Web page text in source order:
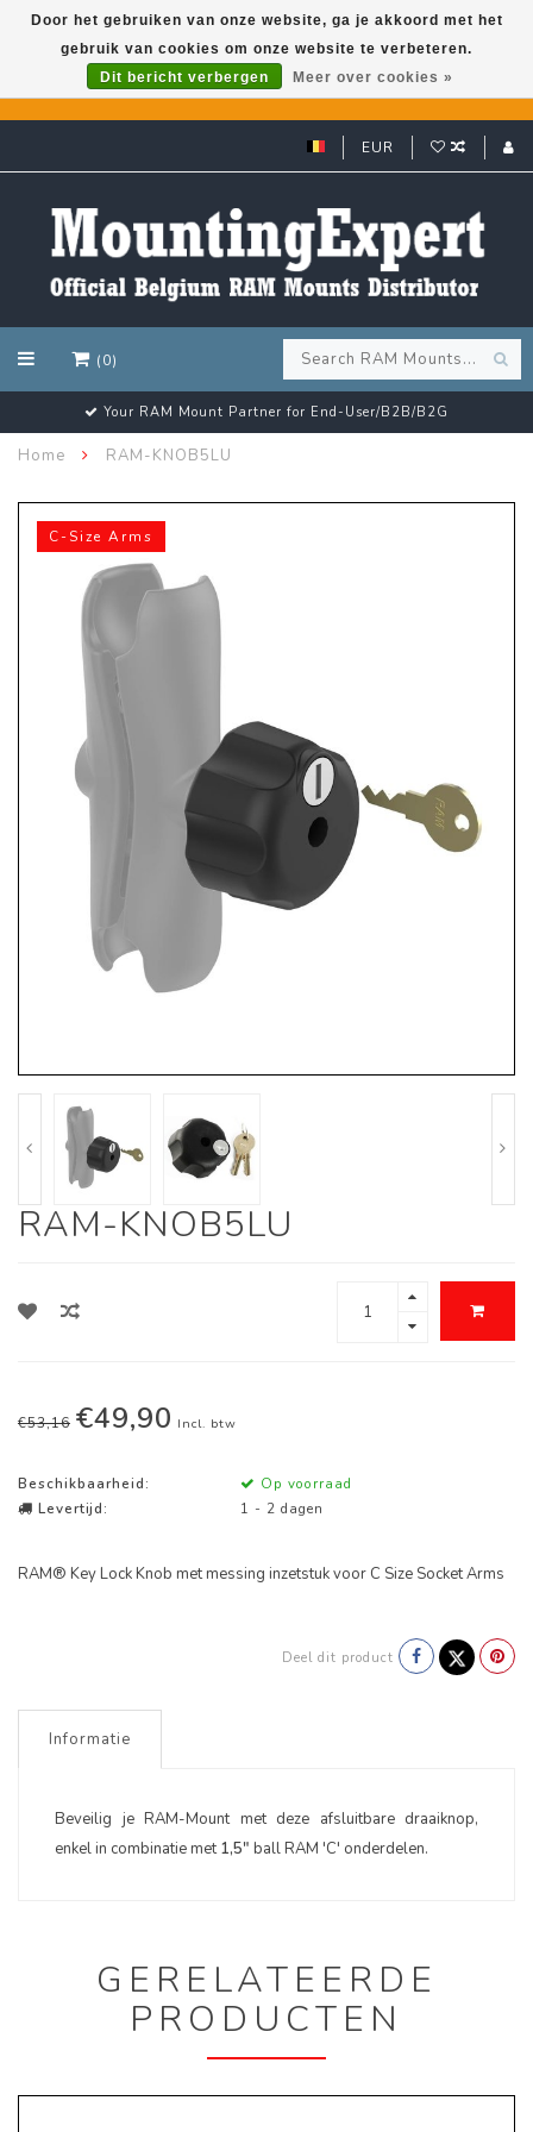
GARMIN GPS met een superkorting tot 50%? Klik hier!
EUR
(0)
Your RAM Mount Partner for End-User/B2B/B2G
Home RAM-KNOB5LU
C-Size Arms
RAM-KNOB5LU
€53,16 €49,90 Incl. btw
Beschikbaarheid:
Op voorraad
Levertijd:
1 - 2 dagen
RAM® Key Lock Knob met messing inzetstuk voor C Size Socket Arms
Deel dit product
Informatie
Beveilig je RAM-Mount met deze afsluitbare draaiknop,
enkel in combinatie met1,5" ball RAM 'C' onderdelen.
GERELATEERDE
PRODUCTEN
Door het gebruiken van onze website, ga je akkoord met het
gebruik van cookies om onze website te verbeteren.
Dit bericht verbergen
Meer over cookies »